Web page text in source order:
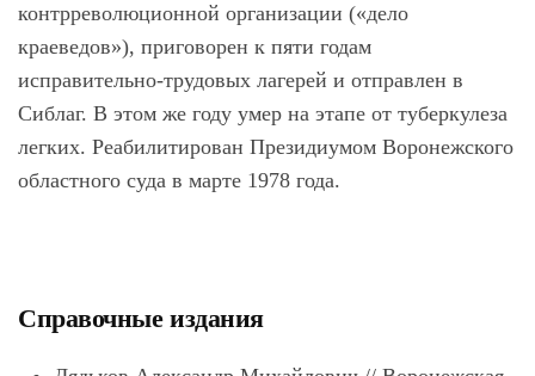
контрреволюционной организации («дело
краеведов»), приговорен к пяти годам
исправительно-трудовых лагерей и отправлен в
Сиблаг. В этом же году умер на этапе от туберкулеза
легких. Реабилитирован Президиумом Воронежского
областного суда в марте 1978 года.
Справочные издания